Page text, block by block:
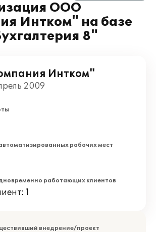
ООО
Интком" на базе
8"
Интком"
2009
рабочих мест
работающих клиентов
1
внедрение/проект